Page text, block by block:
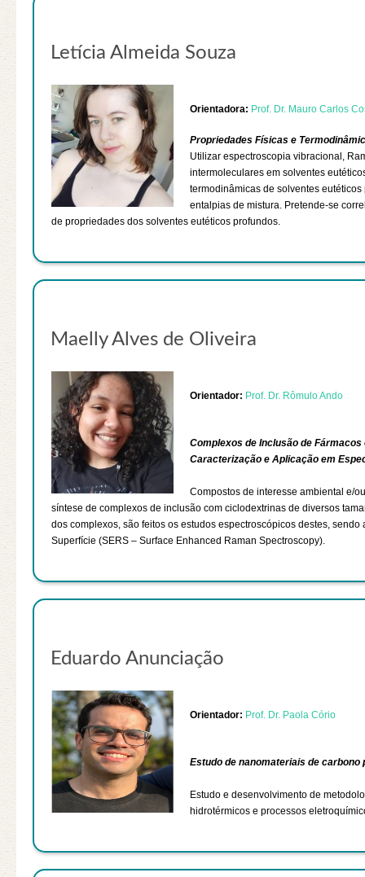
Letícia Almeida Souza
Orientadora: Prof. Dr. Mauro Carlos
Propriedades Físicas e
Utilizar espectroscopia vibracional,
intermoleculares em solventes
termodinâmicas de solventes
entalpias de mistura. Pretende-se
de propriedades dos solventes eutéticos profundos.
Maelly Alves de Oliveira
Orientador: Prof. Dr. Rômulo Ando
Complexos de Inclusão de
Caracterização e Aplicação em
Compostos de interesse ambiental e/
síntese de complexos de inclusão com ciclodextrinas de diversos
dos complexos, são feitos os estudos espectroscópicos destes,
Superfície (SERS – Surface Enhanced Raman Spectroscopy).
Eduardo Anunciação
Orientador: Prof. Dr. Paola Cório
Estudo de nanomateriais de
Estudo e desenvolvimento de
hidrotérmicos e processos